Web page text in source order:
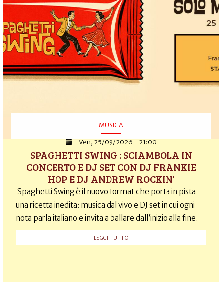
MUSICA
Ven, 25/09/2026 - 21:00
SPAGHETTI SWING : SCIAMBOLA IN
CONCERTO E DJ SET CON DJ FRANKIE
HOP E DJ ANDREW ROCKIN'
Spaghetti Swing è il nuovo format che porta in pista
una ricetta inedita: musica dal vivo e DJ set in cui ogni
nota parla italiano e invita a ballare dall’inizio alla fine.
LEGGI TUTTO